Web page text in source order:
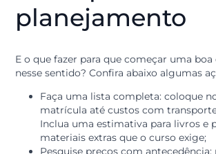
Como se
para o ciclo
Antes de buscar qualquer recurso
fazer um levantamento detalhado de
envolvidos no semestre ou no ano